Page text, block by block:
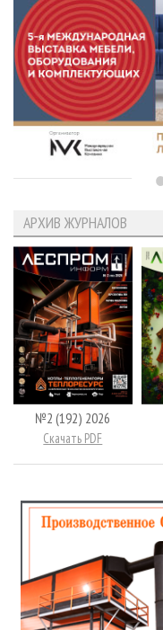
АРХИВ ЖУРНАЛОВ
№2 (192) 2026
Скачать PDF